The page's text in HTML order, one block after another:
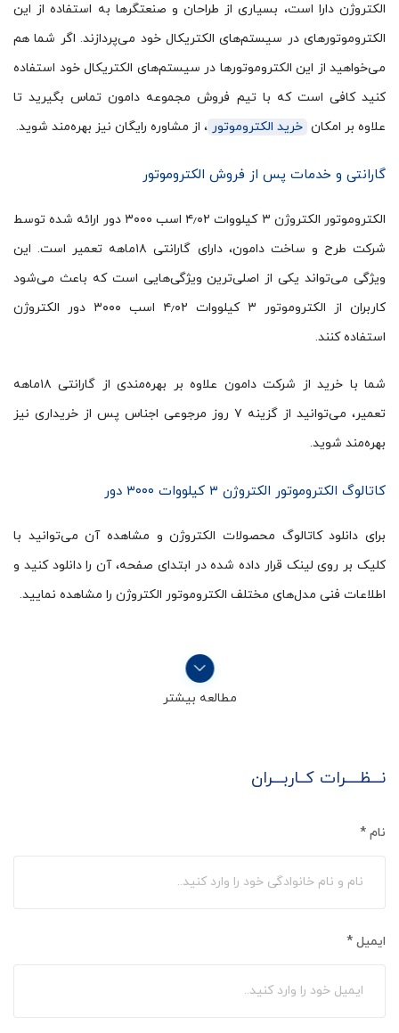
الکتروژن دارا است، بسیاری از طراحان و صنعتگرها به استفاده از این
الکتروموتورهای در سیستم‌های الکتریکال خود می‌پردازند. اگر شما هم
می‌خواهید از این الکتروموتورها در سیستم‌های الکتریکال خود استفاده
کنید کافی است که با تیم فروش مجموعه دامون تماس بگیرید تا
علاوه بر امکان خرید الکتروموتور ، از مشاوره رایگان نیز بهره‌مند شوید.
گارانتی و خدمات پس از فروش الکتروموتور
الکتروموتور الکتروژن ۳ کیلووات ۴٫۰۲ اسب ۳۰۰۰ دور ارائه شده توسط
شرکت طرح و ساخت دامون، دارای گارانتی ۱۸ماهه تعمیر است. این
ویژگی می‌تواند یکی از اصلی‌ترین ویژگی‌هایی است که باعث می‌شود
کاربران از الکتروموتور ۳ کیلووات ۴٫۰۲ اسب ۳۰۰۰ دور الکتروژن
استفاده کنند.
شما با خرید از شرکت دامون علاوه بر بهره‌مندی از گارانتی ۱۸ماهه
تعمیر، می‌توانید از گزینه ۷ روز مرجوعی اجناس پس از خریداری نیز
بهره‌مند شوید.
کاتالوگ الکتروموتور الکتروژن ۳ کیلووات ۳۰۰۰ دور
برای دانلود کاتالوگ محصولات الکتروژن و مشاهده آن می‌توانید با
کلیک بر روی لینک قرار داده شده در ابتدای صفحه، آن را دانلود کنید و
اطلاعات فنی مدل‌های مختلف الکتروموتور الکتروژن را مشاهده نمایید.
مطالعه بیشتر
نـــظــــرات کــاربـــران
نام *
ایمیل *